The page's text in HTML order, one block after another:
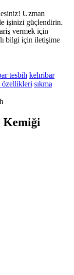
Uzman
işinizi güçlendirin.
vermek için
bilgi için iletişime
tesbih kehribar
özellikleri sıkma
Kemiği